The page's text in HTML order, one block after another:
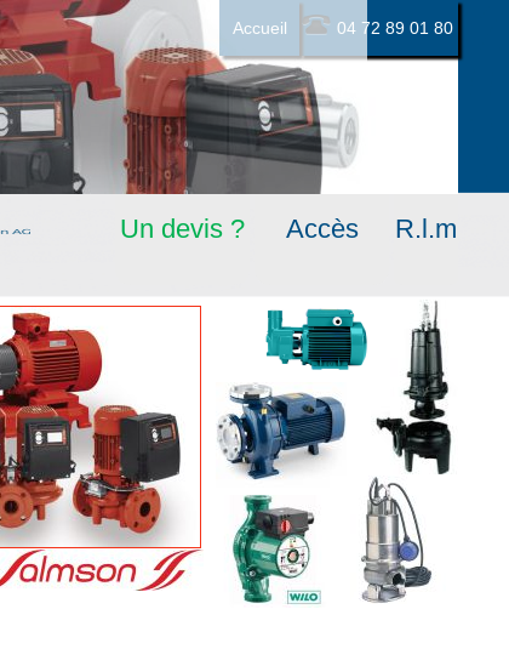
04 72 89 01 80
Accueil
Accès
Un devis ? R.l.m